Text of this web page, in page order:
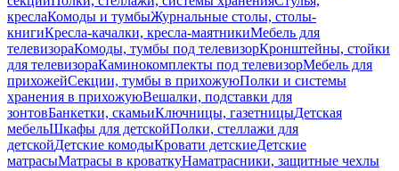
креслаКомоды и тумбыЖурнальные столы, столы-
книгиКресла-качалки, кресла-маятникиМебель для
телевизораКомоды, тумбы под телевизорКронштейны, стойки
для телевизораКаминокомплекты под телевизорМебель для
прихожейСекции, тумбы в прихожуюПолки и системы
хранения в прихожуюВешалки, подставки для
зонтовБанкетки, скамьиКлючницы, газетницыДетская
мебельШкафы для детскойПолки, стеллажи для
детскойДетские комодыКровати детскиеДетские
матрасыМатрасы в кроваткуНаматрасники, защитные чехлы